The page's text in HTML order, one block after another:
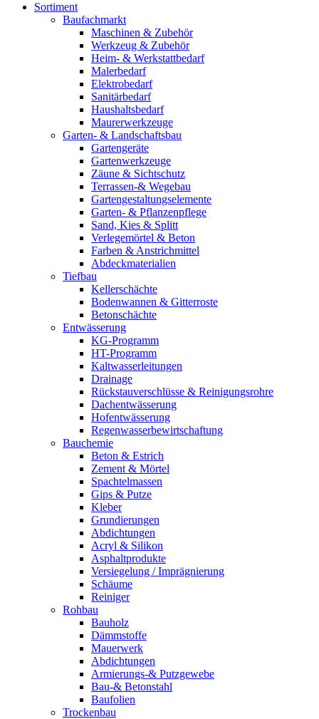
Sortiment
Baufachmarkt
Maschinen & Zubehör
Werkzeug & Zubehör
Heim- & Werkstattbedarf
Malerbedarf
Elektrobedarf
Sanitärbedarf
Haushaltsbedarf
Maurerwerkzeuge
Garten- & Landschaftsbau
Gartengeräte
Gartenwerkzeuge
Zäune & Sichtschutz
Terrassen-& Wegebau
Gartengestaltungselemente
Garten- & Pflanzenpflege
Sand, Kies & Splitt
Verlegemörtel & Beton
Farben & Anstrichmittel
Abdeckmaterialien
Tiefbau
Kellerschächte
Bodenwannen & Gitterroste
Betonschächte
Entwässerung
KG-Programm
HT-Programm
Kaltwasserleitungen
Drainage
Rückstauverschlüsse & Reinigungsrohre
Dachentwässerung
Hofentwässerung
Regenwasserbewirtschaftung
Bauchemie
Beton & Estrich
Zement & Mörtel
Spachtelmassen
Gips & Putze
Kleber
Grundierungen
Abdichtungen
Acryl & Silikon
Asphaltprodukte
Versiegelung / Imprägnierung
Schäume
Reiniger
Rohbau
Bauholz
Dämmstoffe
Mauerwerk
Abdichtungen
Armierungs-& Putzgewebe
Bau-& Betonstahl
Baufolien
Trockenbau